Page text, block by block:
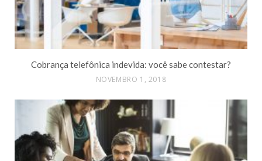
Cobrança telefônica indevida: você sabe contestar?
NOVEMBRO 1, 2018